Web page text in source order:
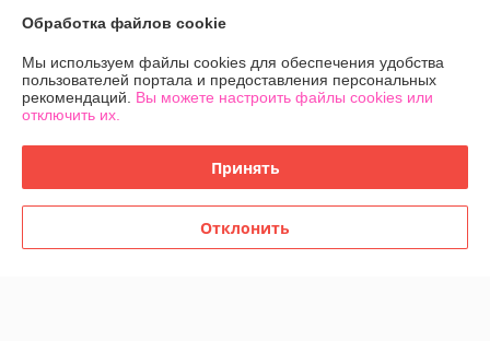
Доставка и оплата
График работы
Обработка файлов cookie
Мы используем файлы cookies для обеспечения удобства
пользователей портала и предоставления персональных
рекомендаций. Вы можете настроить файлы cookies или
отключить их.
Принять
Отклонить